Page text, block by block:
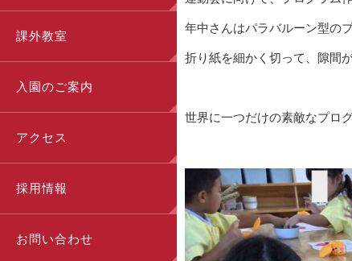
課外教室
入園のご案内
アクセス
採用情報
お問い合わせ
年中さんはパラバルーン型の
折り紙を細かく切って、隙間
世界に一つだけの素敵なプロ